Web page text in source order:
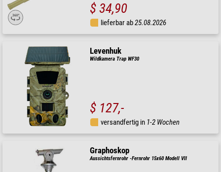
$ 34,90
lieferbar ab25.08.2026
Levenhuk
Wildkamera Trap WF30
$ 127,-
versandfertig in 1-2 Wochen
Graphoskop
Aussichtsfernrohr -Fernrohr 15x60 Modell VII